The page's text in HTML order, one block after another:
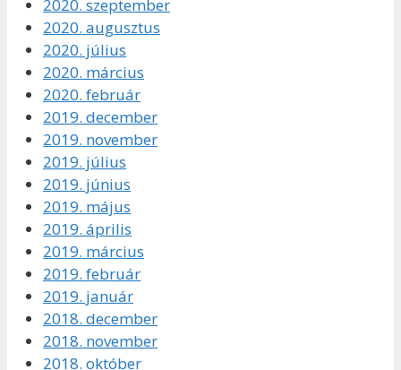
2020. szeptember
2020. augusztus
2020. július
2020. március
2020. február
2019. december
2019. november
2019. július
2019. június
2019. május
2019. április
2019. március
2019. február
2019. január
2018. december
2018. november
2018. október